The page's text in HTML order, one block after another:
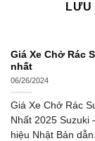
LƯU
Giá Xe Chở Rác
nhất
06/26/2024
Giá Xe Chở Rác
Nhất 2025 Suzuki
hiệu Nhật Bản